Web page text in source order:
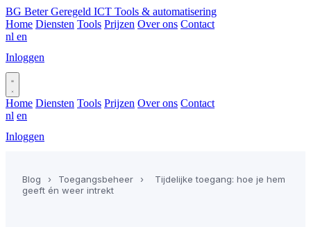
BG Beter Geregeld ICT Tools & automatisering
Home Diensten Tools Prijzen Over ons Contact
nl en
Inloggen
Home Diensten Tools Prijzen Over ons Contact
nl en
Inloggen
Blog › Toegangsbeheer ›
Tijdelijke toegang: hoe je hem
geeft én weer intrekt